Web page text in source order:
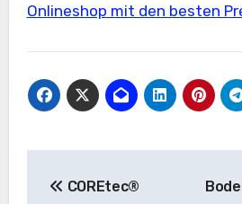
Onlineshop mit den besten
COREtec®